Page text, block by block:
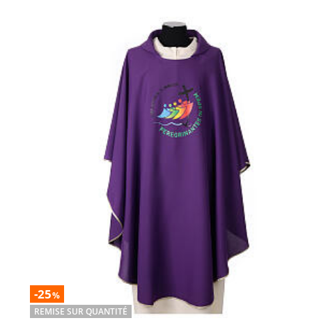
-25%
REMISE SUR QUANTITÉ